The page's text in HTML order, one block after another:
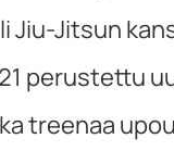
Jiu-Jitsun
perustettu
treenaa